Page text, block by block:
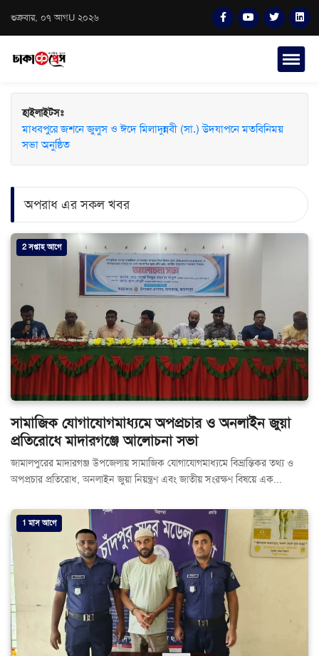
শুক্রবার, ০৭ আগU ২০২৬
হাইলাইটসঃ
মাধবপুরে জশনে জুলুস ও ঈদে মিলাদুন্নবী (সা.) উদযাপনে মতবিনিময়
সভা অনুষ্ঠিত
অপরাধ এর সকল খবর
2 সপ্তাহ আগে
সামাজিক যোগাযোগমাধ্যমে অপপ্রচার ও অনলাইন জুয়া
প্রতিরোধে মাদারগঞ্জে আলোচনা সভা
জামালপুরের মাদারগঞ্জ উপজেলায় সামাজিক যোগাযোগমাধ্যমে বিভ্রান্তিকর তথ্য ও
অপপ্রচার প্রতিরোধ, অনলাইন জুয়া নিয়ন্ত্রণ এবং জাতীয় সংরক্ষণ বিষয়ে এক...
1 মাস আগে